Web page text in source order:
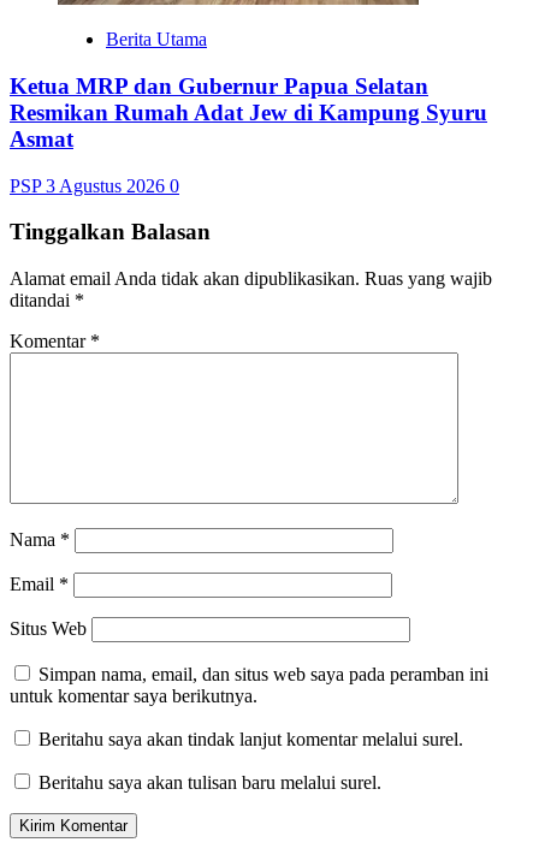
Berita Utama
Ketua MRP dan Gubernur Papua Selatan
Resmikan Rumah Adat Jew di Kampung Syuru
Asmat
PSP3 Agustus 2026 0
Tinggalkan Balasan
Alamat email Anda tidak akan dipublikasikan. Ruas yang wajib
ditandai *
Komentar *
Nama *
Email *
Situs Web
Simpan nama, email, dan situs web saya pada peramban ini
untuk komentar saya berikutnya.
Beritahu saya akan tindak lanjut komentar melalui surel.
Beritahu saya akan tulisan baru melalui surel.